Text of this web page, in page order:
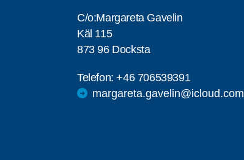
C/o:Margareta Gavelin
Käl 115
873 96 Docksta
Telefon:+46 706539391
margareta.gavelin@icloud.com